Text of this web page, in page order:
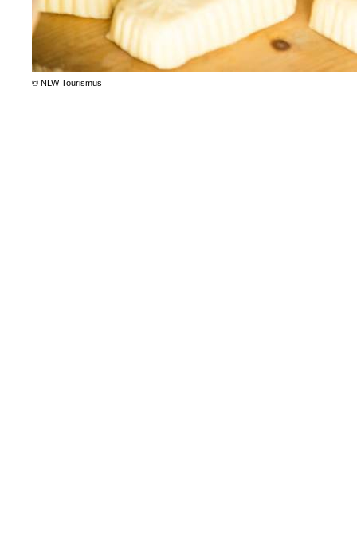
© NLW Tourismus